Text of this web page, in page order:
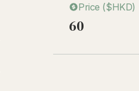
Price ($HKD)
60